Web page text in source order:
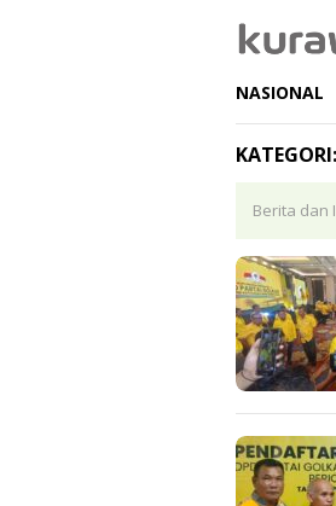
NASIONAL
KATEGORI:
Berita dan